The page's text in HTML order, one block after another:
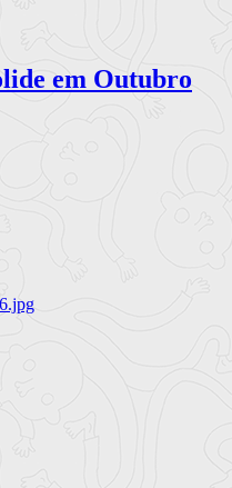
em Outubro